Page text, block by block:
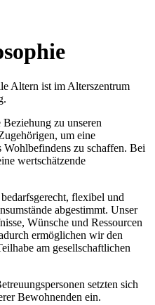
Altern ist im Alterszentrum
zu unseren
um eine
Wohlbefindens zu schaffen. Bei
wertschätzende
flexibel und
abgestimmt. Unser
Wünsche und Ressourcen
ermöglichen wir den
am gesellschaftlichen
setzten sich
Bewohnenden ein.